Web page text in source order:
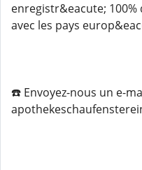
enregistr&eacute;
avec les pays
☎️ Envoyez-nous un e-